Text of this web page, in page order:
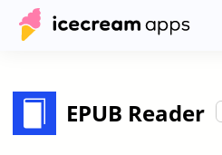
Продукты Магазин Помощь
EPUB Reader